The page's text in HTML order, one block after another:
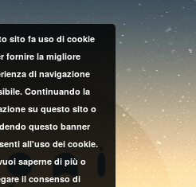
sito fa uso di cookie
fornire la migliore
di navigazione
Continuando la
su questo sito o
questo banner
all'uso dei cookie.
saperne di più o
il consenso di